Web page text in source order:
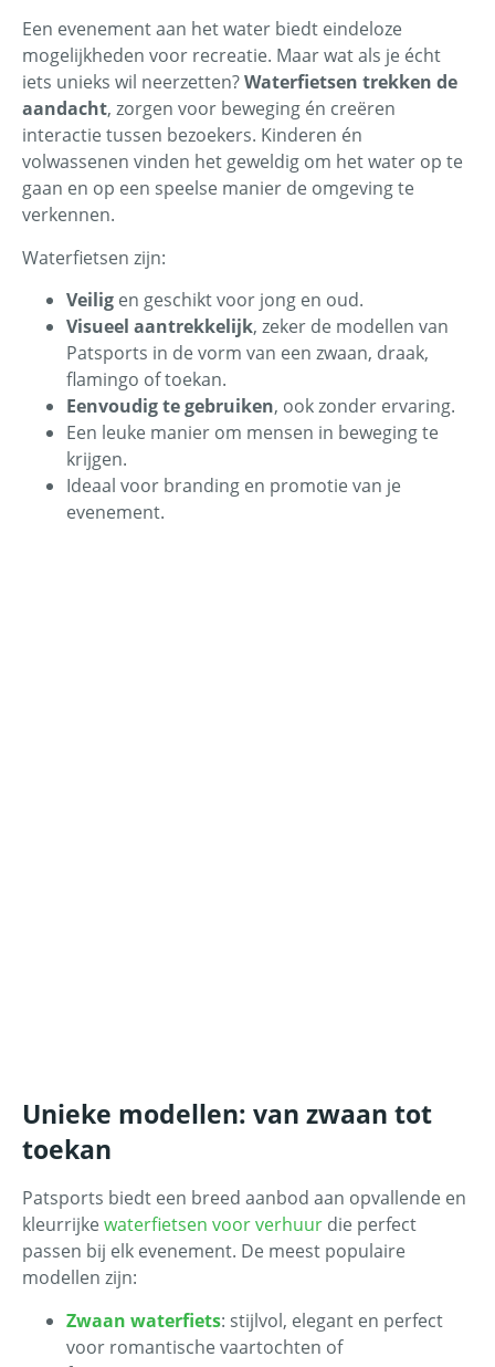
Een evenement aan het water biedt eindeloze
mogelijkheden voor recreatie. Maar wat als je écht
iets unieks wil neerzetten?Waterfietsen trekken de
aandacht, zorgen voor beweging én creëren
interactie tussen bezoekers. Kinderen én
volwassenen vinden het geweldig om het water op te
gaan en op een speelse manier de omgeving te
verkennen.
Waterfietsen zijn:
Veilig en geschikt voor jong en oud.
Visueel aantrekkelijk, zeker de modellen van
Patsports in de vorm van een zwaan, draak,
flamingo of toekan.
Eenvoudig te gebruiken, ook zonder ervaring.
Een leuke manier om mensen in beweging te
krijgen.
Ideaal voor branding en promotie van je
evenement.
Unieke modellen: van zwaan tot
toekan
Patsports biedt een breed aanbod aan opvallende en
kleurrijke waterfietsen voor verhuur die perfect
passen bij elk evenement. De meest populaire
modellen zijn:
Zwaan waterfiets: stijlvol, elegant en perfect
voor romantische vaartochten of